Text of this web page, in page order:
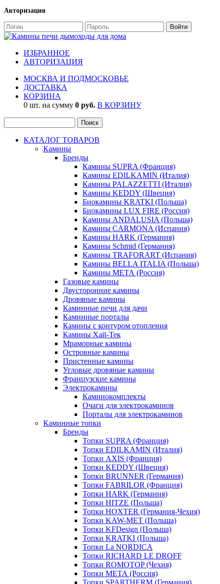
Авторизация
ИЗБРАННОЕ
АВТОРИЗАЦИЯ
МОСКВА И ПОДМОСКОВЬЕ
ДОСТАВКА
КОРЗИНА
0 шт. на сумму 0 руб. В КОРЗИНУ
КАТАЛОГ ТОВАРОВ
Камины
Бренды
Камины SUPRA (Франция)
Камины EDILKAMIN (Италия)
Камины PALAZZETTI (Италия)
Камины KEDDY (Швеция)
Биокамины KRATKI (Польша)
Биокамины LUX FIRE (Россия)
Камины ANDALUSIA (Польша)
Камины CARMONA (Испания)
Камины HARK (Германия)
Камины Schmid (Германия)
Камины TRAFORART (Испания)
Камины BELLA ITALIA (Польша)
Камины МЕТА (Россия)
Газовые камины
Двусторонние камины
Дровяные камины
Каминные печи для дачи
Каминные порталы
Камины с контуром отопления
Камины Хай-Тек
Мраморные камины
Островные камины
Пристенные камины
Угловые дровяные камины
Французские камины
Электрокамины
Каминокомплекты
Очаги для электрокаминов
Порталы для электрокаминов
Каминные топки
Бренды
Топки SUPRA (Франция)
Топки EDILKAMIN (Италия)
Топки AXIS (Франция)
Топки KEDDY (Швеция)
Топки BRUNNER (Германия)
Топки FABRILOR (Франция)
Топки HARK (Германия)
Топки HITZE (Польша)
Топки HOXTER (Германия-Чехия)
Топки KAW-MET (Польша)
Топки KFDesign (Польша)
Топки KRATKI (Польша)
Топки La NORDICA
Топки RICHARD LE DROFF
Топки ROMOTOP (Чехия)
Топки МЕТА (Россия)
Топки SPARTHERM (Германия)